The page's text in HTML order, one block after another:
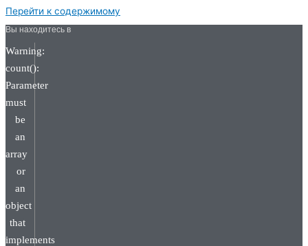
Перейти к содержимому
Вы находитесь в
Warning:
count():
Parameter
must
be
an
array
or
an
object
that
implements